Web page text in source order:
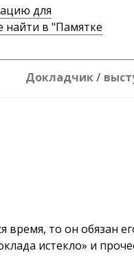
для
в "Памятке
Докладчик /
время, то он обязан
истекло» и